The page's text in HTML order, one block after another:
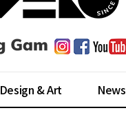
Design & Art News